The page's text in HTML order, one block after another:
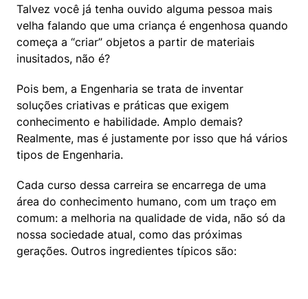
Talvez você já tenha ouvido alguma pessoa mais
velha falando que uma criança é engenhosa quando
começa a “criar” objetos a partir de materiais
inusitados, não é?
Pois bem, a Engenharia se trata de inventar
soluções criativas e práticas que exigem
conhecimento e habilidade. Amplo demais?
Realmente, mas é justamente por isso que há vários
tipos de Engenharia.
Cada curso dessa carreira se encarrega de uma
área do conhecimento humano, com um traço em
comum: a melhoria na qualidade de vida, não só da
nossa sociedade atual, como das próximas
gerações. Outros ingredientes típicos são: